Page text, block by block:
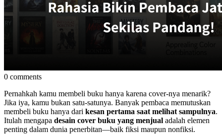
0 comments
Pernahkah kamu membeli buku hanya karena cover-nya menarik?
Jika iya, kamu bukan satu-satunya. Banyak pembaca memutuskan
membeli buku hanya dari kesan pertama saat melihat sampulnya.
Itulah mengapa desain cover buku yang menjual adalah elemen
penting dalam dunia penerbitan—baik fiksi maupun nonfiksi.